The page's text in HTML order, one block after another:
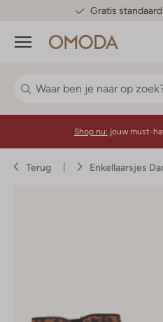
Gratis
Menu
Shop nu: jouw must-
Terug Enkellaarsjes